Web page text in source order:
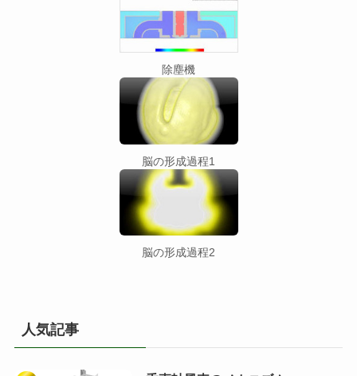
除塵機
脳の形成過程1
脳の形成過程2
人気記事